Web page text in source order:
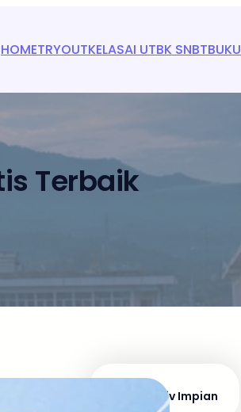
HOMETRYOUTKELASAI UTBK SNBTBUKU
Terbaik
Masuk Univ Impian